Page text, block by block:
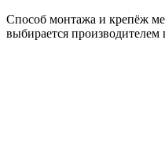
Способ монтажа и крепёж
выбирается